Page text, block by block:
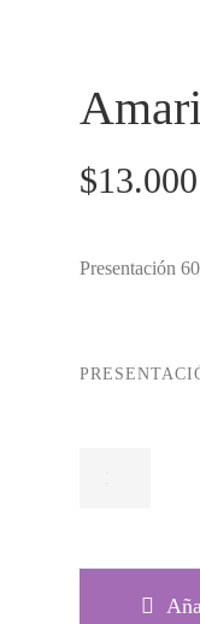
$13.000
Presentación
AMARILLO